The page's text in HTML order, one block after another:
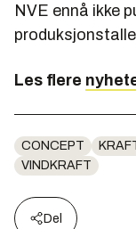
NVE ennå ikke
Les flere
CONCEPT
VINDKRAFT
Del